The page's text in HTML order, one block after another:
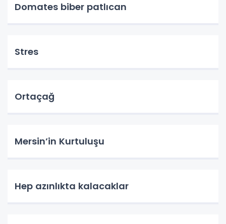
Domates biber patlıcan
Stres
Ortaçağ
Mersin’in Kurtuluşu
Hep azınlıkta kalacaklar